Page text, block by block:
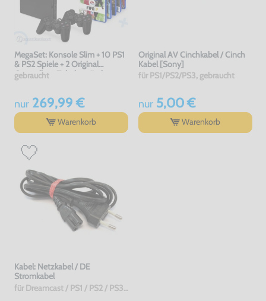
MegaSet: Konsole Slim + 10 PS1
& PS2 Spiele + 2 Original
Controller + Zubehör #schwarz
gebraucht
nur269,99 €
Warenkorb
Original AV Cinchkabel / Cinch
Kabel [Sony]
für PS1/PS2/PS3, gebraucht
nur5,00 €
Warenkorb
Kabel: Netzkabel / DE
Stromkabel
für Dreamcast / PS1 / PS2 / PS3 / PS4 / Saturn / Xbox / 3DO, gebraucht